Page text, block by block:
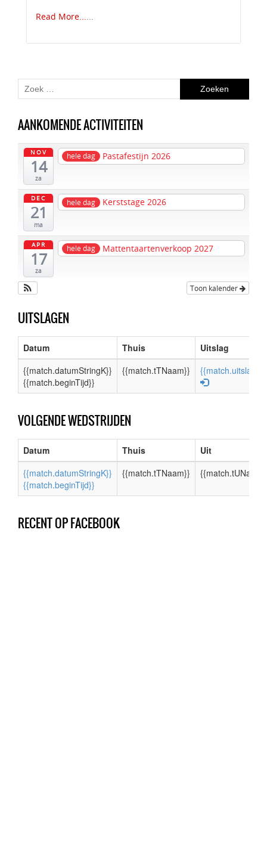
Read More......
AANKOMENDE ACTIVITEITEN
NOV
14
za
hele dag Pastafestijn 2026
DEC
21
ma
hele dag Kerststage 2026
APR
17
za
hele dag Mattentaartenverkoop 2027
Toon kalender
UITSLAGEN
VOLGENDE WEDSTRIJDEN
RECENT OP FACEBOOK